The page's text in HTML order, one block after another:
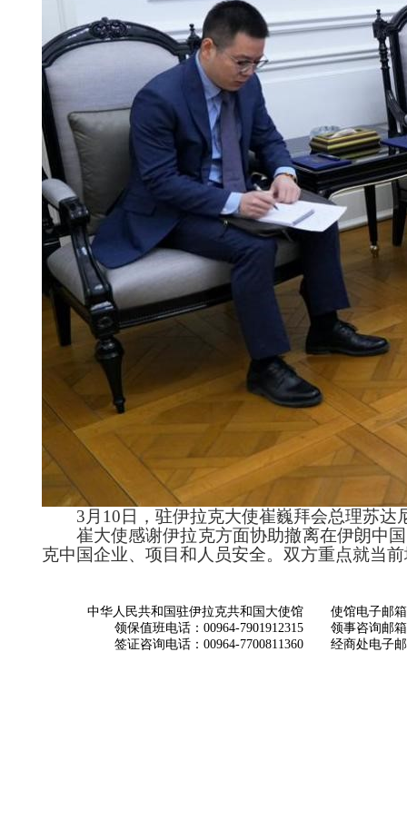
3月10日，驻伊拉克大使崔巍拜会总理苏达
崔大使感谢伊拉克方面协助撤离在伊朗中
克中国企业、项目和人员安全。双方重点就当
中华人民共和国驻伊拉克共和国大使馆
领保值班电话：00964-7901912315
签证咨询电话：00964-7700811360
使馆电子邮箱
领事咨询邮箱
经商处电子